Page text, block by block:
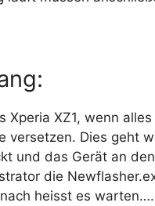
Xperia XZ1, wenn
versetzen. Dies geht
und das Gerät an
die
heisst es